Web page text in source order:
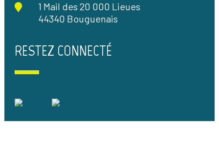
1 Mail des 20 000 Lieues
44340 Bouguenais
RESTEZ CONNECTÉ